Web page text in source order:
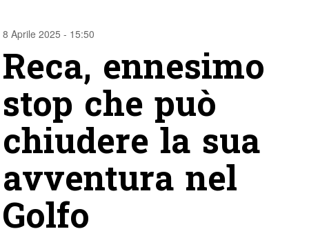
8 Aprile 2025 - 15:50
Reca, ennesimo
stop che può
chiudere la sua
avventura nel
Golfo